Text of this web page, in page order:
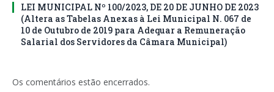
LEI MUNICIPAL Nº 100/2023, DE 20 DE JUNHO DE 2023
(Altera as Tabelas Anexas à Lei Municipal N. 067 de
10 de Outubro de 2019 para Adequar a Remuneração
Salarial dos Servidores da Câmara Municipal)
Os comentários estão encerrados.